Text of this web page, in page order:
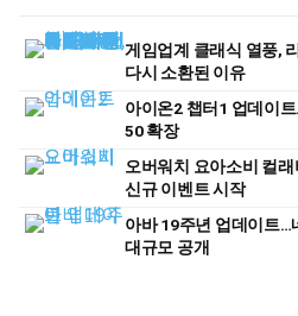
게임업계 클래식 열풍,
다시 소환된 이유
아이온2 챕터1 업데이
50 확장
오버워치 요아소비 컬
신규 이벤트 시작
아바 19주년 업데이트…
대규모 공개